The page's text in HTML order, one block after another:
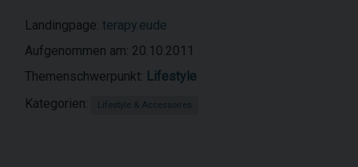
Landingpage: terapy.eude
Aufgenommen am: 20.10.2011
Themenschwerpunkt: Lifestyle
Kategorien:
Lifestyle & Accessoires